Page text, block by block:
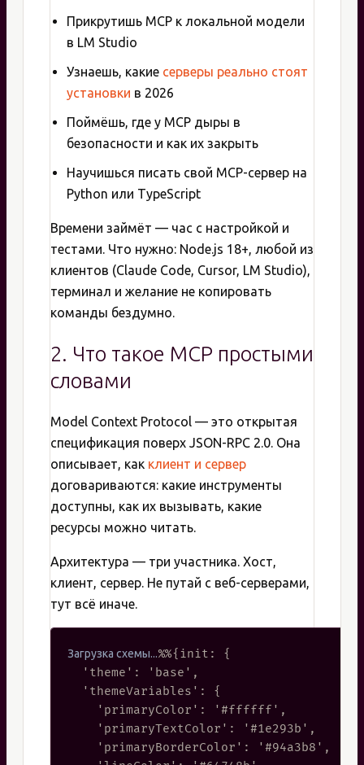
Прикрутишь MCP к локальной модели
в LM Studio
Узнаешь, какие серверы реально стоят
установки в 2026
Поймёшь, где у MCP дыры в
безопасности и как их закрыть
Научишься писать свой MCP-сервер на
Python или TypeScript
Времени займёт — час с настройкой и
тестами. Что нужно: Node.js 18+, любой из
клиентов (Claude Code, Cursor, LM Studio),
терминал и желание не копировать
команды бездумно.
2. Что такое MCP простыми
словами
Model Context Protocol — это открытая
спецификация поверх JSON-RPC 2.0. Она
описывает, как клиент и сервер
договариваются: какие инструменты
доступны, как их вызывать, какие
ресурсы можно читать.
Архитектура — три участника. Хост,
клиент, сервер. Не путай с веб-серверами,
тут всё иначе.
%%{init: {
  'theme': 'base',
  'themeVariables': {
    'primaryColor': '#ffffff',
    'primaryTextColor': '#1e293b',
    'primaryBorderColor': '#94a3b8',